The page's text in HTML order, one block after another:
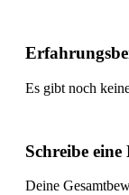
Es gibt noch
Schreibe
Deine